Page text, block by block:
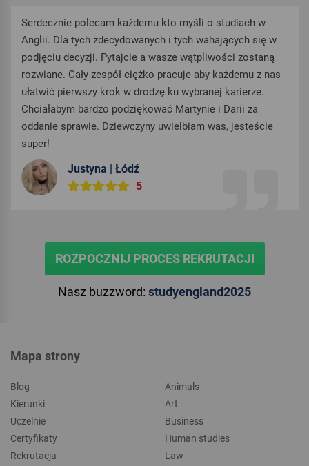
Serdecznie polecam każdemu kto myśli o studiach w
Anglii. Dla tych zdecydowanych i tych wahających się w
podjęciu decyzji. Pytajcie a wasze wątpliwości zostaną
rozwiane. Cały zespół ciężko pracuje aby każdemu z nas
ułatwić pierwszy krok w drodzę ku wybranej karierze.
Chciałabym bardzo podziękować Martynie i Darii za
oddanie sprawie. Dziewczyny uwielbiam was, jesteście
super!
Justyna | Łódź
5
ROZPOCZNIJ PROCES REKRUTACJI
Nasz buzzword: studyengland2025
Mapa strony
Blog
Kierunki
Uczelnie
Certyfikaty
Rekrutacja
Animals
Art
Business
Human studies
Law